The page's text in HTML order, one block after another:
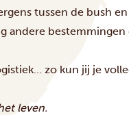
tussen de bush
andere bestemmingen
zo kun jij je
leven.